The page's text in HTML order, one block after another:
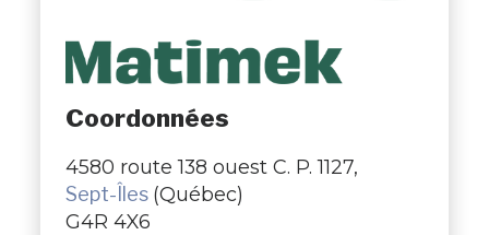
Coordonnées
4580 route 138 ouest C. P. 1127,
Sept-Îles (Québec)
G4R 4X6